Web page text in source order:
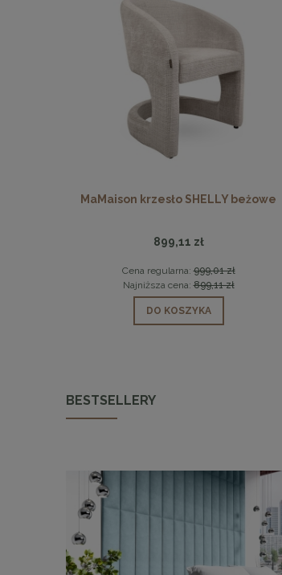
MaMaison krzesło SHELLY beżowe
899,11 zł
Cena regularna:999,01 zł
Najniższa cena:899,11 zł
DO KOSZYKA
BESTSELLERY